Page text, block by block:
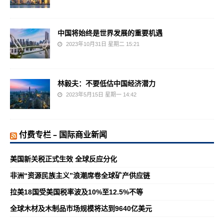
中国将始终是世界发展的重要机遇
2023年10月31日 星期二 15:21
林毅夫：不要低估中国经济潜力
2023年5月15日 星期一 14:42
付费专栏 – 国际商业新闻
美国新关税正式生效 全球反应分化
非洲“资源民族主义”浪潮席卷全球矿产供应链
拉美18国受美国税率波及10%至12.5%不等
全球木材及木制品市场规模将达到9640亿美元